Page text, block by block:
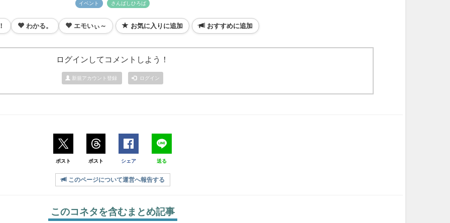
イベント さんばしひろば
わかる。 エモいぃ～ お気に入りに追加 おすすめに追加
ログインしてコメントしよう！
新規アカウント登録 ログイン
ポスト ポスト シェア 送る
このページについて運営へ報告する
このコネタを含むまとめ記事